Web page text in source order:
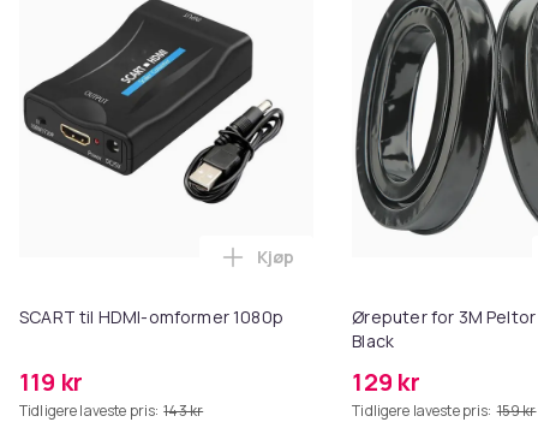
SCART til HDMI-omformer 1080p
119 kr
Tidligere laveste pris: 143 kr
Legg SCART til HDMI-omformer
Kjøp
Øreputer for 3M Peltor
Black
129 kr
Tidligere laveste pris: 159 kr